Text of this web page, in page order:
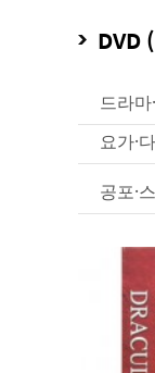
DVD
드라마
요가·
공포·